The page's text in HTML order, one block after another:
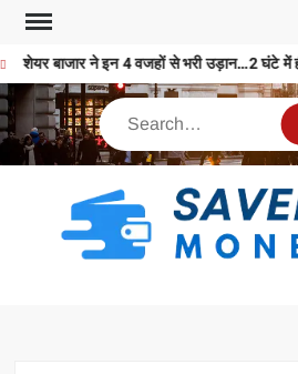
शेयर बाजार ने इन 4 वजहों से भरी उड़ान…2